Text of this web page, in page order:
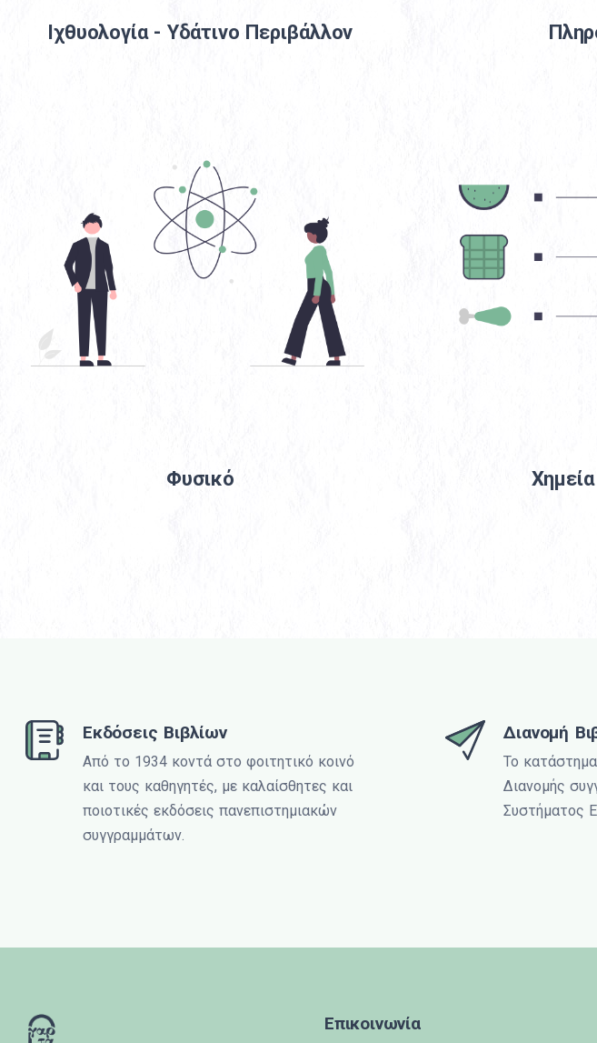
Ιχθυολογία - Υδάτινο Περιβάλλον
Φυσικό
Εκδόσεις Βιβλίων
Από το 1934 κοντά στο φοιτητικό κοινό
και τους καθηγητές, με καλαίσθητες και
ποιοτικές εκδόσεις πανεπιστημιακών
συγγραμμάτων.
Διανομή
Το
Διανομής
Συστήματος
Επικοινωνία